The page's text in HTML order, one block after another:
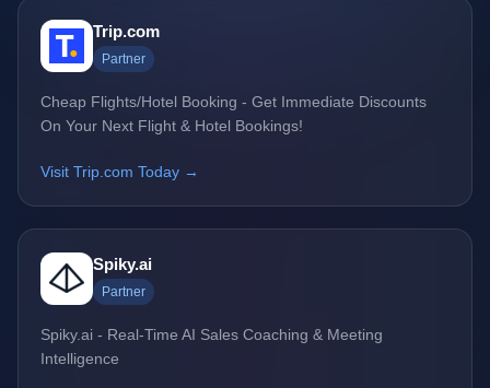
Trip.com
Partner
Cheap Flights/Hotel Booking - Get Immediate Discounts
On Your Next Flight & Hotel Bookings!
Visit Trip.com Today →
Spiky.ai
Partner
Spiky.ai - Real-Time AI Sales Coaching & Meeting
Intelligence